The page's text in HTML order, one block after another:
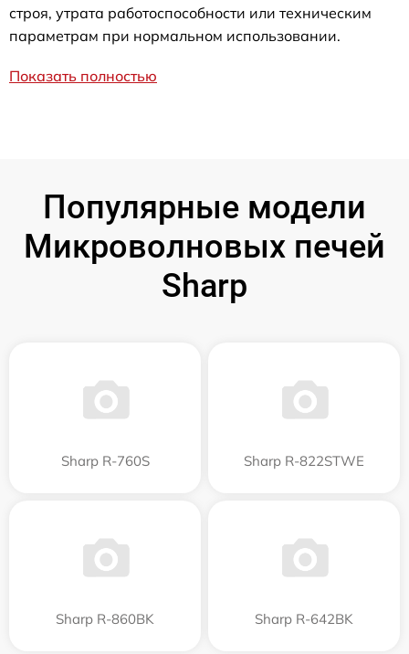
строя, утрата работоспособности или техническим
параметрам при нормальном использовании.
Показать полностью
Популярные модели
Микроволновых печей
Sharp
Sharp R-760S Sharp R-822STWE
Sharp R-860BK Sharp R-642BK